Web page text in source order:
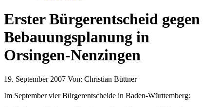
Erster Bürgerentscheid gegen
Bebauungsplanung in
Orsingen-Nenzingen
19. September 2007 Von: Christian Büttner
Im September vier Bürgerentscheide in Baden-Württemberg: